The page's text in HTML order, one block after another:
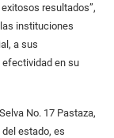
resultados”,
instituciones
a sus
en su
No. 17 Pastaza,
estado, es